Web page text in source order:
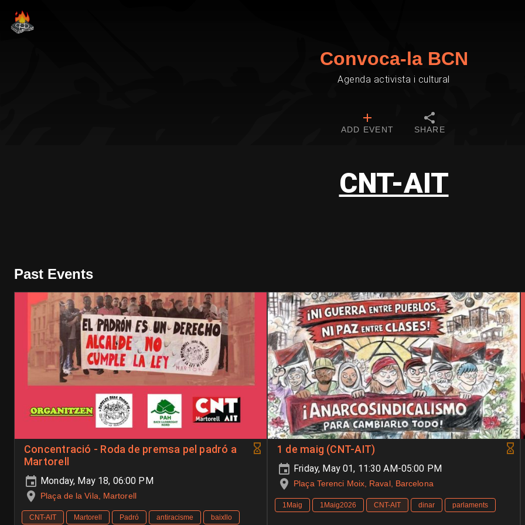
Convoca-la BCN
Agenda activista i cultural
ADD EVENT SHARE
CNT-AIT
Past Events
Concentració - Roda de premsa pel padró a
Martorell
Monday, May 18, 06:00 PM
Plaça de la Vila, Martorell
CNT-AIT Martorell Padró antiracisme baixllo
1 de maig (CNT-AIT)
Friday, May 01, 11:30 AM-05:00 PM
Plaça Terenci Moix, Raval, Barcelona
1Maig 1Maig2026 CNT-AIT dinar parlaments